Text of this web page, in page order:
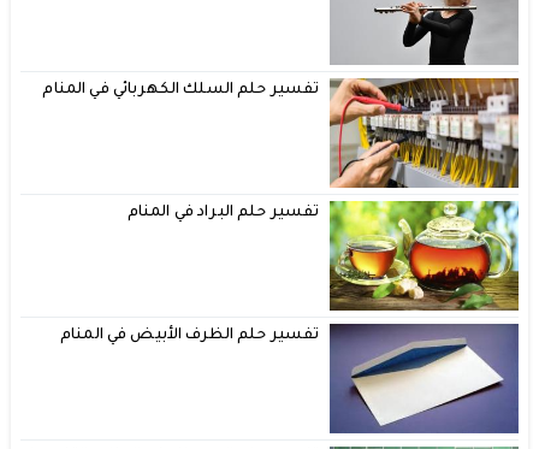
تفسير حلم السلك الكهربائي في المنام
تفسير حلم البراد في المنام
تفسير حلم الظرف الأبيض في المنام